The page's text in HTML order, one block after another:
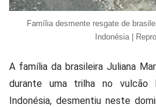
Família desmente resgate de
Indonésia |
A família da brasileira Juliana
durante uma trilha no vulcão
Indonésia, desmentiu neste